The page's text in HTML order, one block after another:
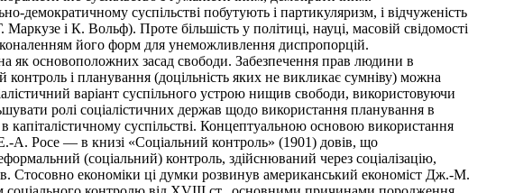
демократичному суспільстві побутують і партикуляризм, і відчуженість
і К. Вольф). Проте більшість у політиці, науці, масовій свідомості
його форм для унеможливлення диспропорцій.
як основоположних засад свободи. Забезпечення прав людини в
контроль і планування (доцільність яких не викликає сумніву) можна
варіант суспільного устрою нищив свободи, використовуючи
ролі соціалістичних держав щодо використання планування в
суспільстві. Концептуальною основою використання
А. Росе — в книзі «Соціальний контроль» (1901) довів, що
(соціальний) контроль, здійснюваний через соціалізацію,
Стосовно економіки ці думки розвинув американський економіст Дж.-М.